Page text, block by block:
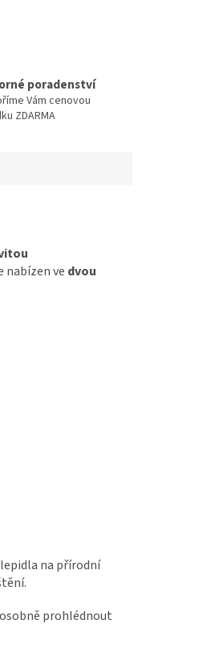
poradenství
Vám cenovou
ZDARMA
nabízen ve dvou
na přírodní
prohlédnout